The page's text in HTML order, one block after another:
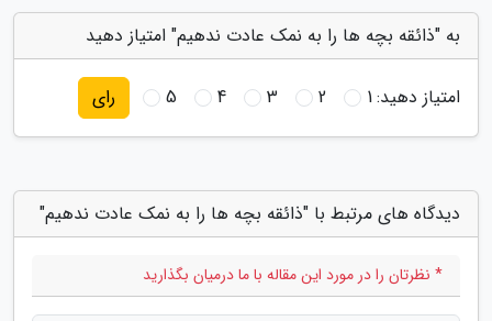
به "ذائقه بچه ها را به نمک عادت ندهیم" امتیاز دهید
امتیاز دهید:1
2
3
4
5 رای
دیدگاه های مرتبط با "ذائقه بچه ها را به نمک عادت ندهیم"
* نظرتان را در مورد این مقاله با ما درمیان بگذارید